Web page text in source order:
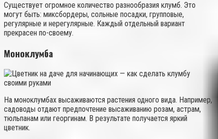
Существует огромное количество разнообразия клумб. Это
могут быть: миксбордеры, сольные посадки, групповые,
регулярные и нерегулярные. Каждый отдельный вариант
прекрасен по-своему.
Моноклумба
На моноклумбах высаживаются растения одного вида. Например,
садоводы отдают предпочтение высаживанию розам, астрам,
тюльпанам или георгинам. В результате получается яркий
цветник.